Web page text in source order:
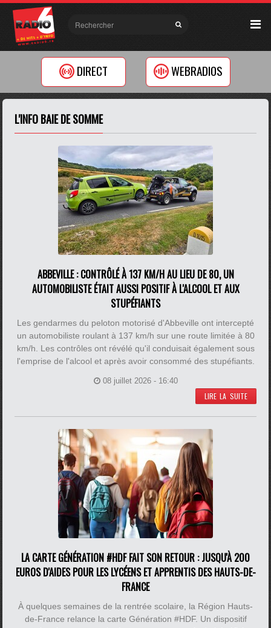
DIRECT WEBRADIOS
L'INFO BAIE DE SOMME
ABBEVILLE : CONTRÔLÉ À 137 KM/H AU LIEU DE 80, UN
AUTOMOBILISTE ÉTAIT AUSSI POSITIF À L'ALCOOL ET AUX
STUPÉFIANTS
Les gendarmes du peloton motorisé d'Abbeville ont intercepté
un automobiliste roulant à 137 km/h sur une route limitée à 80
km/h. Les contrôles ont révélé qu'il conduisait également sous
l'emprise de l'alcool et après avoir consommé des stupéfiants.
08 juillet 2026 - 16:40
LIRE LA SUITE
LA CARTE GÉNÉRATION #HDF FAIT SON RETOUR : JUSQU'À 200
EUROS D'AIDES POUR LES LYCÉENS ET APPRENTIS DES HAUTS-DE-
FRANCE
À quelques semaines de la rentrée scolaire, la Région Hauts-
de-France relance la carte Génération #HDF. Un dispositif